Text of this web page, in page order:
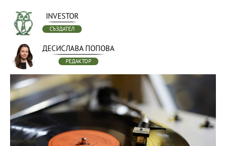
INVESTOR
СЪЗДАТЕЛ
ДЕСИСЛАВА ПОПОВА
РЕДАКТОР